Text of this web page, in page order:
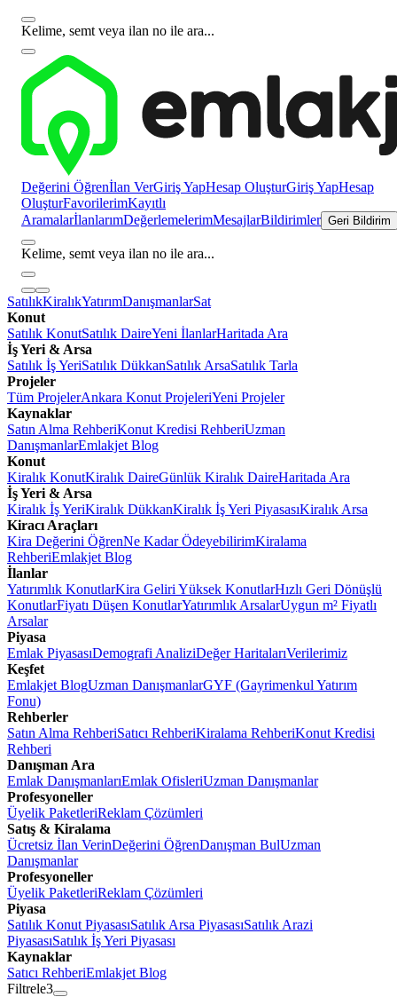
Kelime, semt veya ilan no ile ara...
Değerini Öğrenİlan VerGiriş YapHesap OluşturGiriş YapHesap
OluşturFavorilerimKayıtlı
AramalarİlanlarımDeğerlemelerimMesajlarBildirimler Geri Bildirim
Kelime, semt veya ilan no ile ara...
SatılıkKiralıkYatırımDanışmanlarSat
Konut
Satılık KonutSatılık DaireYeni İlanlarHaritada Ara
İş Yeri & Arsa
Satılık İş YeriSatılık DükkanSatılık ArsaSatılık Tarla
Projeler
Tüm ProjelerAnkara Konut ProjeleriYeni Projeler
Kaynaklar
Satın Alma RehberiKonut Kredisi RehberiUzman
DanışmanlarEmlakjet Blog
Konut
Kiralık KonutKiralık DaireGünlük Kiralık DaireHaritada Ara
İş Yeri & Arsa
Kiralık İş YeriKiralık DükkanKiralık İş Yeri PiyasasıKiralık Arsa
Kiracı Araçları
Kira Değerini ÖğrenNe Kadar ÖdeyebilirimKiralama
RehberiEmlakjet Blog
İlanlar
Yatırımlık KonutlarKira Geliri Yüksek KonutlarHızlı Geri Dönüşlü
KonutlarFiyatı Düşen KonutlarYatırımlık ArsalarUygun m² Fiyatlı
Arsalar
Piyasa
Emlak PiyasasıDemografi AnaliziDeğer HaritalarıVerilerimiz
Keşfet
Emlakjet BlogUzman DanışmanlarGYF (Gayrimenkul Yatırım
Fonu)
Rehberler
Satın Alma RehberiSatıcı RehberiKiralama RehberiKonut Kredisi
Rehberi
Danışman Ara
Emlak DanışmanlarıEmlak OfisleriUzman Danışmanlar
Profesyoneller
Üyelik PaketleriReklam Çözümleri
Satış & Kiralama
Ücretsiz İlan VerinDeğerini ÖğrenDanışman BulUzman
Danışmanlar
Profesyoneller
Üyelik PaketleriReklam Çözümleri
Piyasa
Satılık Konut PiyasasıSatılık Arsa PiyasasıSatılık Arazi
PiyasasıSatılık İş Yeri Piyasası
Kaynaklar
Satıcı RehberiEmlakjet Blog
Filtrele3